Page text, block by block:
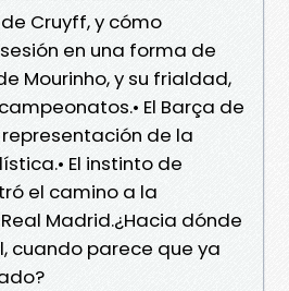
Cruyff, y cómo
en una forma de
Mourinho, y su frialdad,
El Barça de
de la
El instinto de
el camino a la
Madrid.¿Hacia dónde
cuando parece que ya